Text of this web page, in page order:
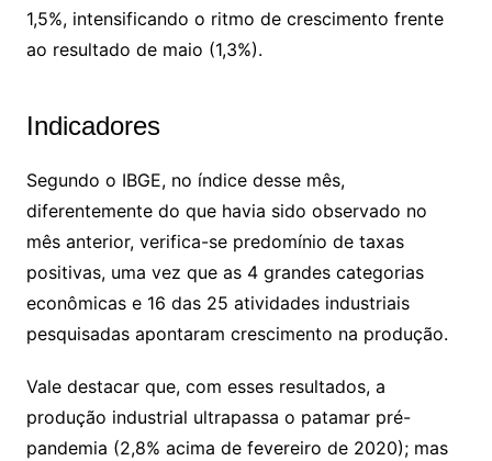
1,5%, intensificando o ritmo de crescimento frente
ao resultado de maio (1,3%).
Indicadores
Segundo o IBGE, no índice desse mês,
diferentemente do que havia sido observado no
mês anterior, verifica-se predomínio de taxas
positivas, uma vez que as 4 grandes categorias
econômicas e 16 das 25 atividades industriais
pesquisadas apontaram crescimento na produção.
Vale destacar que, com esses resultados, a
produção industrial ultrapassa o patamar pré-
pandemia (2,8% acima de fevereiro de 2020); mas